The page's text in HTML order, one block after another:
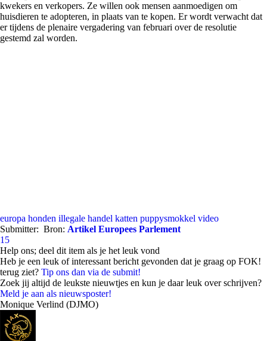
kwekers en verkopers. Ze willen ook mensen aanmoedigen om
huisdieren te adopteren, in plaats van te kopen. Er wordt verwacht dat
er tijdens de plenaire vergadering van februari over de resolutie
gestemd zal worden.
europa honden illegale handel katten puppysmokkel video
Submitter: Bron: Artikel Europees Parlement
15
Help ons; deel dit item als je het leuk vond
Heb je een leuk of interessant bericht gevonden dat je graag op FOK!
terug ziet? Tip ons dan via de submit!
Zoek jij altijd de leukste nieuwtjes en kun je daar leuk over schrijven?
Meld je aan als nieuwsposter!
Monique Verlind (DJMO)